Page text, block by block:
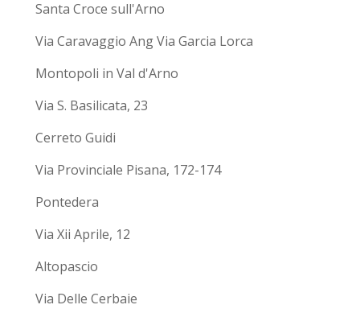
Santa Croce sull'Arno
Via Caravaggio Ang Via Garcia Lorca
Montopoli in Val d'Arno
Via S. Basilicata, 23
Cerreto Guidi
Via Provinciale Pisana, 172-174
Pontedera
Via Xii Aprile, 12
Altopascio
Via Delle Cerbaie